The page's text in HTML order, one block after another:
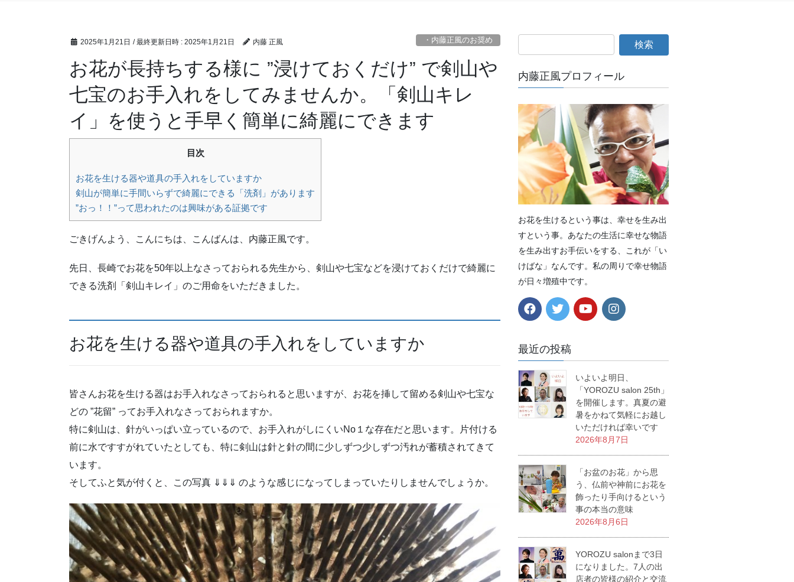
2025年1月21日 / 最終更新日時 : 2025年1月21日 内藤 正風 ・内藤正風のお奨め
お花が長持ちする様に ”浸けておくだけ” で剣山や
七宝のお手入れをしてみませんか。「剣山キレ
イ」を使うと手早く簡単に綺麗にできます
目次
お花を生ける器や道具の手入れをしていますか
剣山が簡単に手間いらずで綺麗にできる「洗剤」があります
”おっ！！”って思われたのは興味がある証拠です
ごきげんよう、こんにちは、こんばんは、内藤正風です。
先日、長崎でお花を50年以上なさっておられる先生から、剣山や七宝などを浸けておくだけで綺麗に
できる洗剤「剣山キレイ」のご用命をいただきました。
お花を生ける器や道具の手入れをしていますか
皆さんお花を生ける器はお手入れなさっておられると思いますが、お花を挿して留める剣山や七宝な
どの ”花留” ってお手入れなさっておられますか。
特に剣山は、針がいっぱい立っているので、お手入れがしにくいNo１な存在だと思います。
片付ける
前に水ですすがれていたとしても、特に剣山は針と針の間に少しずつ少しずつ汚れが蓄積されてきて
います。
そしてふと気が付くと、この写真 ⇓⇓⇓ のような感じになってしまっていたりしませんでしょうか。
内藤正風プロフィール
お花を生けるという事は、幸せを生み出
すという事。あなたの生活に幸せな物語
を生み出すお手伝いをする、これが「い
けばな」なんです。私の周りで幸せ物語
が日々増殖中です。
最近の投稿
いよいよ明日、
「YOROZU salon 25th」
を開催します。真夏の避
暑をかねて気軽にお越し
いただければ幸いです
2026年8月7日
「お盆のお花」から思
う、仏前や神前にお花を
飾ったり手向けるという
事の本当の意味
2026年8月6日
YOROZU salonまで3日
になりました。7人の出
店者の皆様の紹介と交流